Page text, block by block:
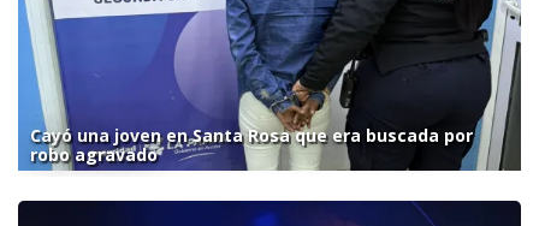
Cayó una joven en Santa Rosa que era buscada por
robo agravado